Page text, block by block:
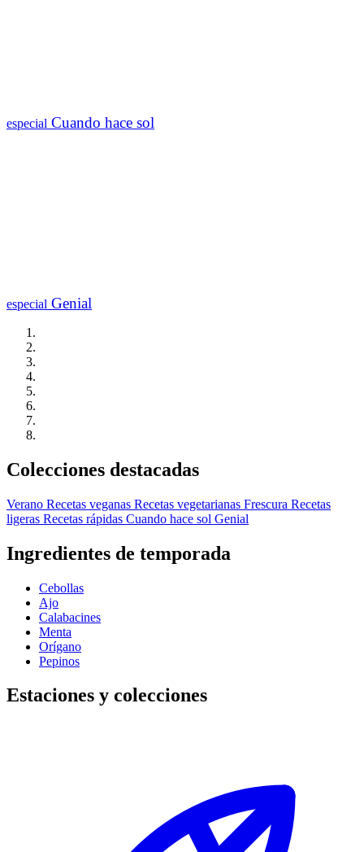
especial Cuando hace sol
especial Genial
Colecciones destacadas
Verano Recetas veganas Recetas vegetarianas Frescura Recetas
ligeras Recetas rápidas Cuando hace sol Genial
Ingredientes de temporada
Cebollas
Ajo
Calabacines
Menta
Orígano
Pepinos
Estaciones y colecciones